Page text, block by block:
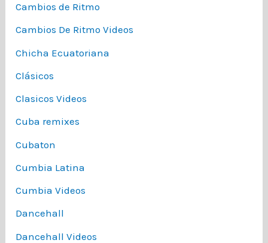
Cambios de Ritmo
Cambios De Ritmo Videos
Chicha Ecuatoriana
Clásicos
Clasicos Videos
Cuba remixes
Cubaton
Cumbia Latina
Cumbia Videos
Dancehall
Dancehall Videos